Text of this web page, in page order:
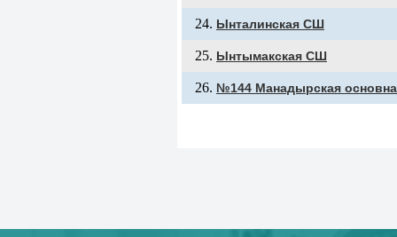
Ынталинская СШ
Ынтымакская СШ
№144 Манадырская